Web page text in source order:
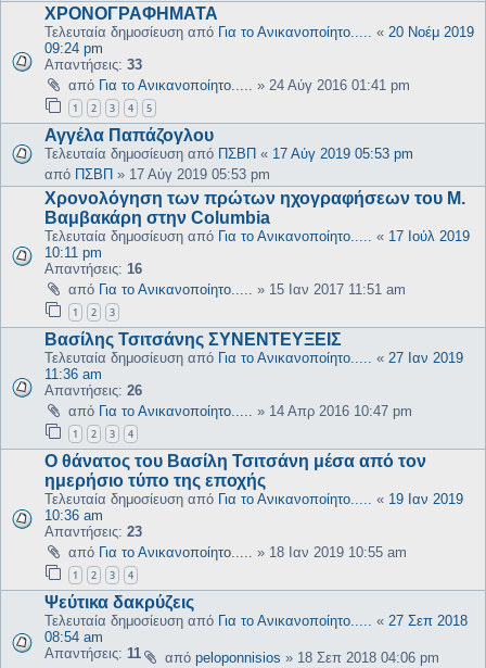
ΧΡΟΝΟΓΡΑΦΗΜΑΤΑ
Τελευταία δημοσίευση από Για το Ανικανοποίητο..... « 20 Νοέμ 2019
09:24 pm
Απαντήσεις: 33
από Για το Ανικανοποίητο..... » 24 Αύγ 2016 01:41 pm
1 2 3 4 5
Αγγέλα Παπάζογλου
Τελευταία δημοσίευση από ΠΣΒΠ « 17 Αύγ 2019 05:53 pm
από ΠΣΒΠ » 17 Αύγ 2019 05:53 pm
Χρονολόγηση των πρώτων ηχογραφήσεων του Μ.
Βαμβακάρη στην Columbia
Τελευταία δημοσίευση από Για το Ανικανοποίητο..... « 17 Ιούλ 2019
10:11 pm
Απαντήσεις: 16
από Για το Ανικανοποίητο..... » 15 Ιαν 2017 11:51 am
1 2 3
Βασίλης Τσιτσάνης ΣΥΝΕΝΤΕΥΞΕΙΣ
Τελευταία δημοσίευση από Για το Ανικανοποίητο..... « 27 Ιαν 2019
11:36 am
Απαντήσεις: 26
από Για το Ανικανοποίητο..... » 14 Απρ 2016 10:47 pm
1 2 3 4
Ο θάνατος του Βασίλη Τσιτσάνη μέσα από τον
ημερήσιο τύπο της εποχής
Τελευταία δημοσίευση από Για το Ανικανοποίητο..... « 19 Ιαν 2019
10:36 am
Απαντήσεις: 23
από Για το Ανικανοποίητο..... » 18 Ιαν 2019 10:55 am
1 2 3 4
Ψεύτικα δακρύζεις
Τελευταία δημοσίευση από Για το Ανικανοποίητο..... « 27 Σεπ 2018
08:54 am
Απαντήσεις: 11 από peloponnisios » 18 Σεπ 2018 04:06 pm